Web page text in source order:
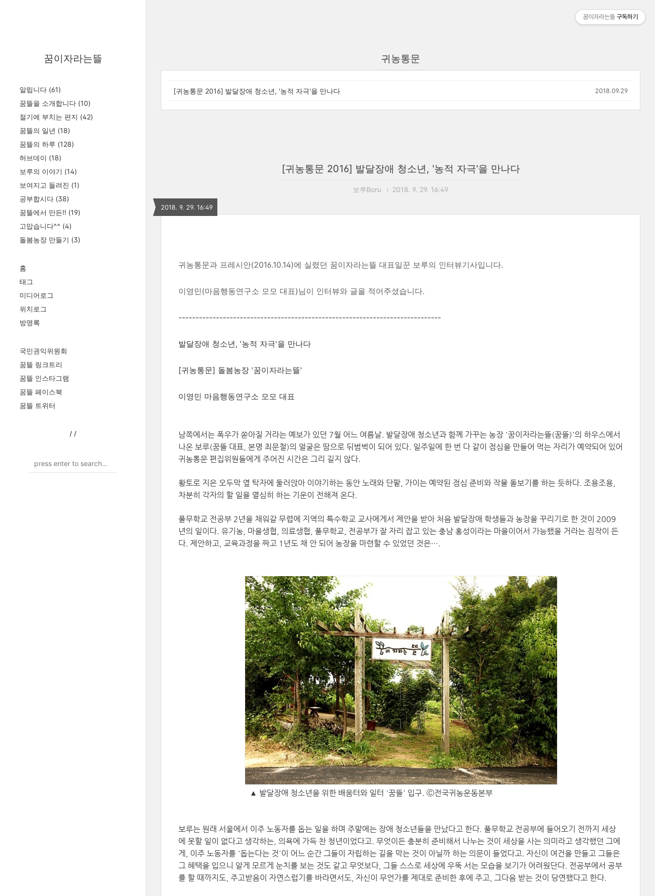
꿈이자라는뜰
알립니다 (61)
꿈뜰을 소개합니다 (10)
절기에 부치는 편지 (42)
꿈뜰의 일년 (18)
꿈뜰의 하루 (128)
허브데이 (18)
보루의 이야기 (14)
보여지고 들려진 (1)
공부합시다 (38)
꿈뜰에서 만든!! (19)
고맙습니다^^ (4)
돌봄농장 만들기 (3)
홈
태그
미디어로그
위치로그
방명록
국민권익위원회
꿈뜰 링크트리
꿈뜰 인스타그램
꿈뜰 페이스북
꿈뜰 트위터
/ /
귀농통문
[귀농통문 2016] 발달장애 청소년, '농적 자극'을 만나다 2018.09.29
[귀농통문 2016] 발달장애 청소년, '농적 자극'을 만나다
보루Boru 2018. 9. 29. 16:49
2018. 9. 29. 16:49
귀농통문과 프레시안(2016.10.14)에 실렸던 꿈이자라는뜰 대표일꾼 보루의 인터뷰기사입니다.
이영민(마음행동연구소 모모 대표)님이 인터뷰와 글을 적어주셨습니다.
-----------------------------------------------------------------------------
발달장애 청소년, '농적 자극'을 만나다
[귀농통문] 돌봄농장 '꿈이자라는뜰'
이영민 마음행동연구소 모모 대표
남쪽에서는 폭우가 쏟아질 거라는 예보가 있던 7월 어느 여름날. 발달장애 청소년과 함께 가꾸는 농장 '꿈이자라는뜰(꿈뜰)'의 하우스에서
나온 보루(꿈뜰 대표, 본명 최문철)의 얼굴은 땀으로 뒤범벅이 되어 있다. 일주일에 한 번 다 같이 점심을 만들어 먹는 자리가 예약되어 있어
귀농통문 편집위원들에게 주어진 시간은 그리 길지 않다.
황토로 지은 오두막 옆 탁자에 둘러앉아 이야기하는 동안 노래와 단팥, 가이는 예약된 점심 준비와 작물 돌보기를 하는 듯하다. 조용조용,
차분히 각자의 할 일을 열심히 하는 기운이 전해져 온다.
풀무학교 전공부 2년을 채워갈 무렵에 지역의 특수학교 교사에게서 제안을 받아 처음 발달장애 학생들과 농장을 꾸리기로 한 것이 2009
년의 일이다. 유기농, 마을생협, 의료생협, 풀무학교, 전공부가 잘 자리 잡고 있는 충남 홍성이라는 마을이어서 가능했을 거라는 짐작이 든
다. 제안하고, 교육과정을 짜고 1년도 채 안 되어 농장을 마련할 수 있었던 것은….
▲ 발달장애 청소년을 위한 배움터와 일터 '꿈뜰' 입구. Ⓒ전국귀농운동본부
보루는 원래 서울에서 이주 노동자를 돕는 일을 하며 주말에는 장애 청소년들을 만났다고 한다. 풀무학교 전공부에 들어오기 전까지 세상
에 못할 일이 없다고 생각하는, 의욕에 가득 찬 청년이었다고. 무엇이든 충분히 준비해서 나누는 것이 세상을 사는 의미라고 생각했던 그에
게, 이주 노동자를 '돕는다는 것'이 어느 순간 그들이 자립하는 길을 막는 것이 아닐까 하는 의문이 들었다고. 자신이 여건을 만들고 그들은
그 혜택을 입으니 알게 모르게 눈치를 보는 것도 같고 무엇보다, 그들 스스로 세상에 우뚝 서는 모습을 보기가 어려웠단다. 전공부에서 공부
를 할 때까지도, 주고받음이 자연스럽기를 바라면서도, 자신이 무언가를 제대로 준비한 후에 주고, 그다음 받는 것이 당연했다고 한다.
꿈이자라는뜰 구독하기